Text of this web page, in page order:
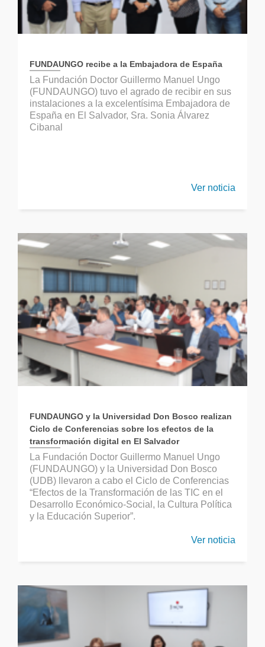
FUNDAUNGO recibe a la Embajadora de España
La Fundación Doctor Guillermo Manuel Ungo
(FUNDAUNGO) tuvo el agrado de recibir en sus
instalaciones a la excelentísima Embajadora de
España en El Salvador, Sra. Sonia Álvarez
Cibanal
Ver noticia
FUNDAUNGO y la Universidad Don Bosco realizan
Ciclo de Conferencias sobre los efectos de la
transformación digital en El Salvador
La Fundación Doctor Guillermo Manuel Ungo
(FUNDAUNGO) y la Universidad Don Bosco
(UDB) llevaron a cabo el Ciclo de Conferencias
“Efectos de la Transformación de las TIC en el
Desarrollo Económico-Social, la Cultura Política
y la Educación Superior”.
Ver noticia